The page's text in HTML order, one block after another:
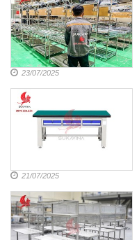
23/07/2025
21/07/2025